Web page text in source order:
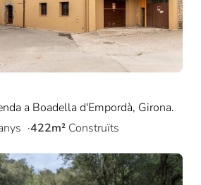
a Boadella d'Empordà, Girona.
422m² Construïts